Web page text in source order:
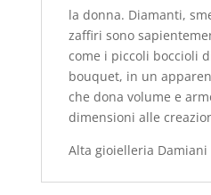
la donna. Diamanti,
zaffiri sono
come i piccoli boccioli
bouquet, in un
che dona volume e
dimensioni alle
Alta gioielleria